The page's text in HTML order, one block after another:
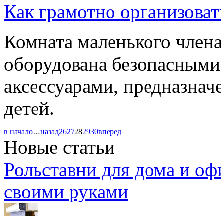
Как грамотно
Комната маленького
оборудована
аксессуарами,
детей.
в начало…назад2627282930вперед
Новые статьи
Рольставни для дома и
своими руками